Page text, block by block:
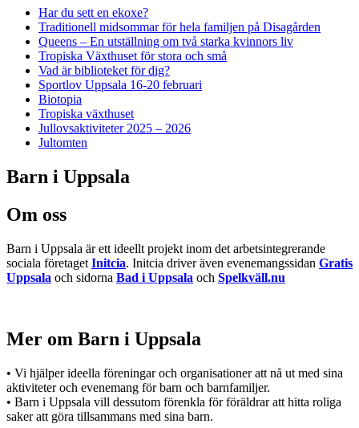
Har du sett en ekoxe?
Traditionell midsommar för hela familjen på Disagården
Queens – En utställning om två starka kvinnors liv
Tropiska Växthuset för stora och små
Vad är biblioteket för dig?
Sportlov Uppsala 16-20 februari
Biotopia
Tropiska växthuset
Jullovsaktiviteter 2025 – 2026
Jultomten
Barn i Uppsala
Om oss
Barn i Uppsala är ett ideellt projekt inom det arbetsintegrerande
sociala företaget Initcia. Initcia driver även evenemangssidan Gratis
Uppsala och sidorna Bad i Uppsala och Spelkväll.nu
Mer om Barn i Uppsala
• Vi hjälper ideella föreningar och organisationer att nå ut med sina
aktiviteter och evenemang för barn och barnfamiljer.
• Barn i Uppsala vill dessutom förenkla för föräldrar att hitta roliga
saker att göra tillsammans med sina barn.